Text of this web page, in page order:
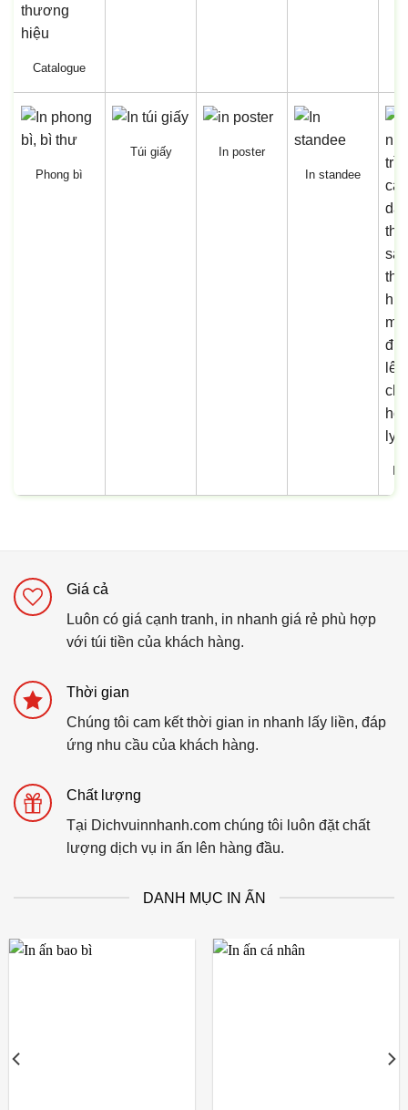
Catalogue
Phong bì
Túi giấy
In poster
In standee
In
Giá cả
Luôn có giá cạnh tranh, in nhanh giá rẻ phù hợp
với túi tiền của khách hàng.
Thời gian
Chúng tôi cam kết thời gian in nhanh lấy liền, đáp
ứng nhu cầu của khách hàng.
Chất lượng
Tại Dichvuinnhanh.com chúng tôi luôn đặt chất
lượng dịch vụ in ấn lên hàng đầu.
DANH MỤC IN ẤN